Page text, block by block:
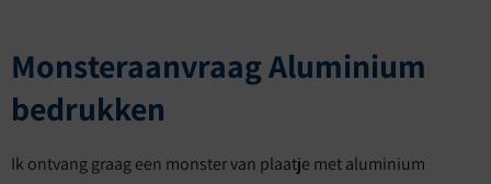
Monsteraanvraag Aluminium
bedrukken
Ik ontvang graag een monster van plaatje met aluminium